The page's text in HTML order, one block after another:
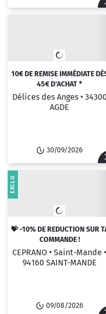
10€ DE REMISE IMMÉDIATE
45€ D'ACHAT *
Délices des Anges • 34300
AGDE
30/09/2026
💝 -10% DE REDUCTION SUR
COMMANDE !
CEPRANO • Saint-Mande •
94160 SAINT-MANDE
09/08/2026
EXCLU